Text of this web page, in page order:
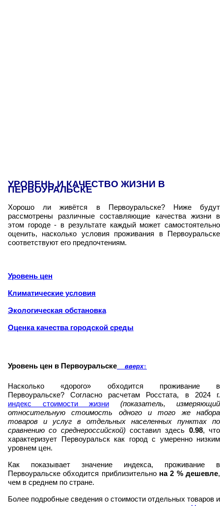
УРОВЕНЬ И КАЧЕСТВО ЖИЗНИ В
ПЕРВОУРАЛЬСКЕ
Хорошо ли живётся в Первоуральске? Ниже будут
рассмотрены различные составляющие качества жизни в
этом городе - в результате каждый может самостоятельно
оценить, насколько условия проживания в Первоуральске
соответствуют его предпочтениям.
Уровень цен
Климатические условия
Экологическая обстановка
Оценка качества городской среды
Уровень цен в Первоуральске вверх↑
Насколько «дорого» обходится проживание в
Первоуральске? Согласно расчетам Росстата, в 2024 г.
индекс стоимости жизни (показатель, измеряющий
относительную стоимость одного и того же набора
товаров и услуг в отдельных населенных пунктах по
сравнению со среднероссийской) составил здесь 0.98, что
характеризует Первоуральск как город с умеренно низким
уровнем цен.
Как показывает значение индекса, проживание в
Первоуральске обходится приблизительнона2 % дешевле,
чем в среднем по стране.
Более подробные сведения о стоимости отдельных товаров и